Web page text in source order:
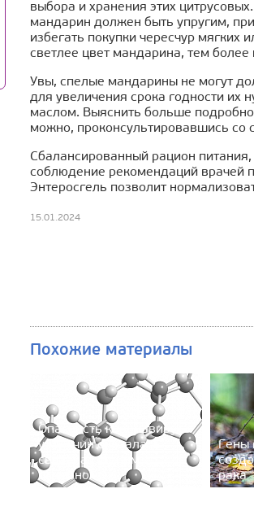
выбора и хранения этих
мандарин должен быть упругим,
избегать покупки чересчур
светлее цвет мандарина, тем более
Увы, спелые мандарины не могут
для увеличения срока годности их
маслом. Выяснить больше
можно, проконсультировавшись со
Сбалансированный рацион
соблюдение рекомендаций врачей
Энтеросгель позволит
15.01.2024
Похожие материалы
Опасность коронавируса
у мужчин оказалась
связана с одним
гормоном
Гены
рака